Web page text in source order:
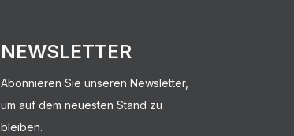
NEWSLETTER
Abonnieren Sie unseren Newsletter,
um auf dem neuesten Stand zu
bleiben.